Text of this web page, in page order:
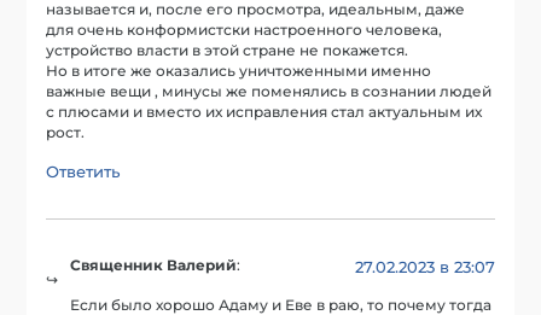
называется и, после его просмотра, идеальным, даже
для очень конформистски настроенного человека,
устройство власти в этой стране не покажется.
Но в итоге же оказались уничтоженными именно
важные вещи , минусы же поменялись в сознании людей
с плюсами и вместо их исправления стал актуальным их
рост.
Ответить
Священник Валерий: 27.02.2023 в 23:07
Если было хорошо Адаму и Еве в раю, то почему тогда